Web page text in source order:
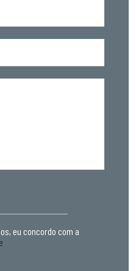
eu concordo com a